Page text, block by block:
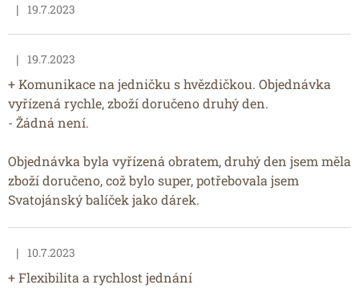
Hodnocení obchodu je 5 z 5 hvězdiček.
| 19.7.2023
Hodnocení obchodu je 5 z 5 hvězdiček.
| 19.7.2023
+ Komunikace na jedničku s hvězdičkou. Objednávka
vyřízená rychle, zboží doručeno druhý den.
- Žádná není.
Objednávka byla vyřízená obratem, druhý den jsem měla
zboží doručeno, což bylo super, potřebovala jsem
Svatojánský balíček jako dárek.
Hodnocení obchodu je 5 z 5 hvězdiček.
| 10.7.2023
+ Flexibilita a rychlost jednání